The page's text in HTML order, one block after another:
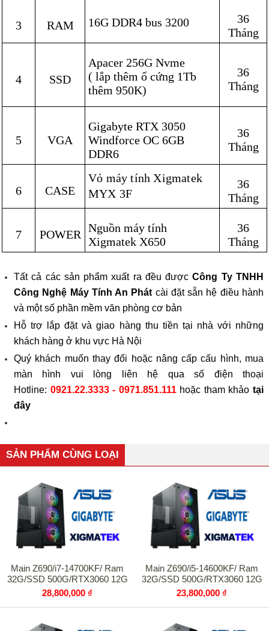
3 RAM 16G DDR4 bus 3200
36
Tháng
4 SSD
Apacer 256G Nvme
( lắp thêm ổ cứng 1Tb
thêm 950K)
36
Tháng
5 VGA
Gigabyte RTX 3050
Windforce OC 6GB
DDR6
36
Tháng
6 CASE
Vỏ máy tính Xigmatek
MYX 3F
36
Tháng
7 POWER Nguồn máy tính
Xigmatek X650
36
Tháng
Tất cả các sản phẩm xuất ra đều đượcCông Ty TNHH
Công Nghệ Máy Tính An Phát cài đặt sẵn hệ điều hành
và một số phần mềm văn phòng cơ bản
Hỗ trợ lắp đặt và giao hàng thu tiền tại nhà với những
khách hàng ở khu vực Hà Nội
Quý khách muốn thay đổi hoặc nâng cấp cấu hình, mua
màn hình vui lòng liên hệ qua số điện thoại
Hotline: 0921.22.3333 - 0971.851.111hoặc tham khảo tại
đây
SẢN PHẨM CÙNG LOẠI
Main Z690/i7-14700KF/ Ram
32G/SSD 500G/RTX3060 12G
28,800,000 ₫
Main Z690/i5-14600KF/ Ram
32G/SSD 500G/RTX3060 12G
23,800,000 ₫